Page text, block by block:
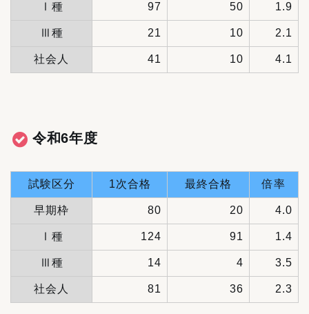
Ⅰ種 97 50 1.9
Ⅲ種 21 10 2.1
社会人 41 10 4.1
令和6年度
試験区分 1次合格 最終合格 倍率
早期枠 80 20 4.0
Ⅰ種 124 91 1.4
Ⅲ種 14 4 3.5
社会人 81 36 2.3